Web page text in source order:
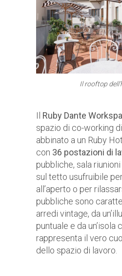
Il rooftop
Il Ruby Dante
spazio di co-working
abbinato a un Ruby
con 36 postazioni di
pubbliche, sala
sul tetto usufruibile
all’aperto o per
pubbliche sono
arredi vintage, da
puntuale e da un’isola
rappresenta il vero
dello spazio di lavoro.